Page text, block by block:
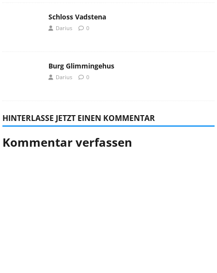
Schloss Vadstena
Darius 0
Burg Glimmingehus
Darius 0
HINTERLASSE JETZT EINEN KOMMENTAR
Kommentar verfassen